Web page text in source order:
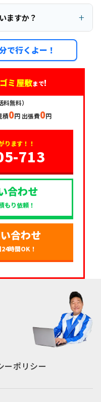
ますか？
で行くよー！
ゴミ屋敷まで!
無料）
積0円 出張費0円
ります！！
713
合わせ
もり依頼！
合わせ
時間OK！
ーポリシー